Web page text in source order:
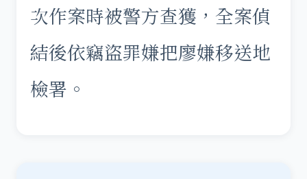
次作案時被警方查獲，全案偵
結後依竊盜罪嫌把廖嫌移送地
檢署。